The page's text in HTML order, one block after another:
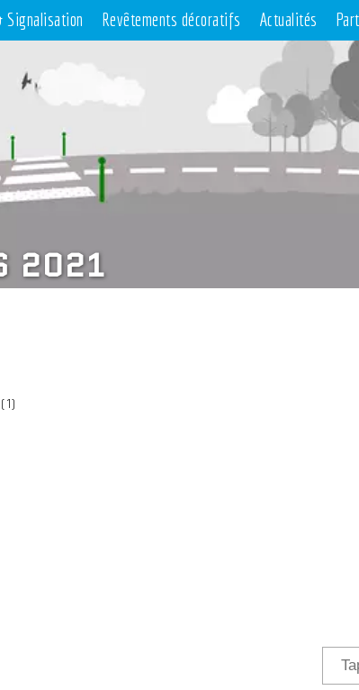
Signalisation Revêtements décoratifs Actualités
2021